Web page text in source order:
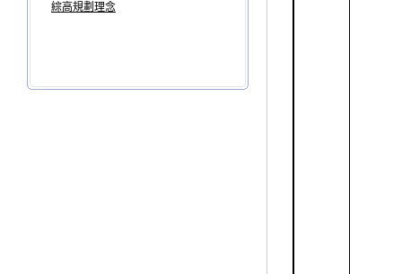
綜高規劃理念